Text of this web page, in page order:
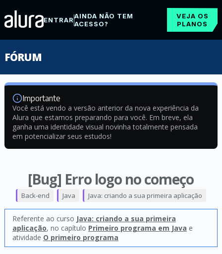
ENTRARAINDA NÃO TEM
ACESSO?
VEJA OS
PLANOS
FÓRUM
Importante
Você está vendo a versão anterior da nova experiência da
Alura que estamos preparando para você. Em breve, ela
ganha uma identidade visual novinha totalmente pensada
em potencializar seus estudos!
[Bug] Erro logo no começo
Back-end Java Java: criando a sua primeira aplicação
Referente ao curso Java: criando a sua primeira
aplicação, no capítulo Primeiro programa em Java e
atividade O primeiro programa